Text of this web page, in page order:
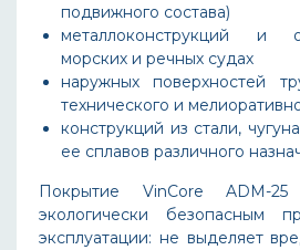
подвижного состава)
металлоконструкций и
морских и речных судах
наружных поверхностей
технического и
конструкций из стали,
ее сплавов различного
Покрытие VinCore ADM-25
экологически безопасным
эксплуатации: не выделяет